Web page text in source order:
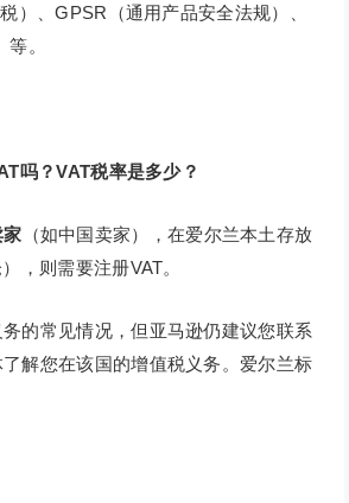
）、GPSR（通用产品安全法规）、
。
吗？VAT税率是多少？
（如中国卖家），在爱尔兰本土存放
，则需要注册VAT。
的常见情况，但亚马逊仍建议您联系
解您在该国的增值税义务。爱尔兰标